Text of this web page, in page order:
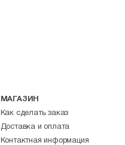
МАГАЗИН
Как сделать заказ
Доставка и оплата
Контактная информация